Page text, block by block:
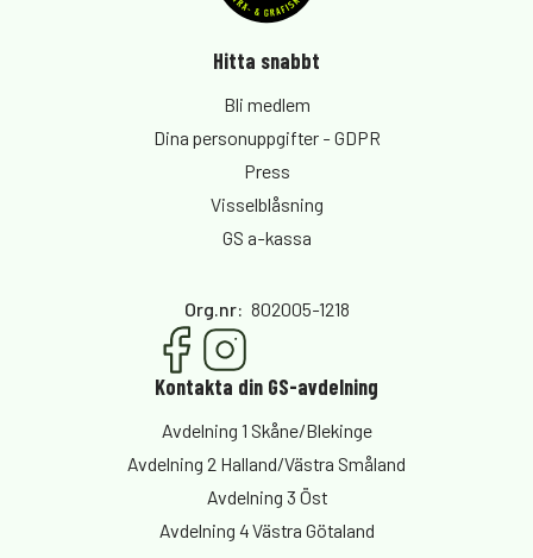
Hitta snabbt
Bli medlem
Dina personuppgifter - GDPR
Press
Visselblåsning
GS a-kassa
Org.nr: 802005-1218
Kontakta din GS-avdelning
Avdelning 1 Skåne/Blekinge
Avdelning 2 Halland/Västra Småland
Avdelning 3 Öst
Avdelning 4 Västra Götaland